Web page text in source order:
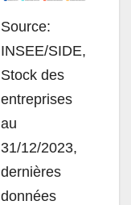
Source:
INSEE/SIDE,
Stock des
entreprises
au
31/12/2023,
dernières
données